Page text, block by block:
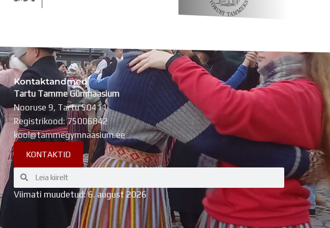
Kontaktandmed
Tartu Tamme Gümnaasium
Nooruse 9, Tartu 50411
Registrikood: 75006842
kool@tammegymnaasium.ee
KONTAKTID
SearchSearch
Viimati muudetud: 6. august 2026